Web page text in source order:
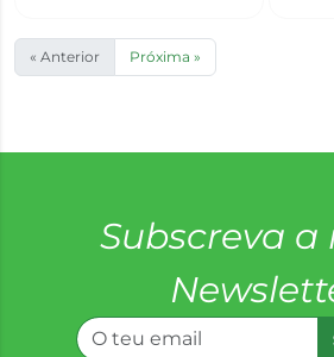
« Anterior Próxima »
Subscreva a